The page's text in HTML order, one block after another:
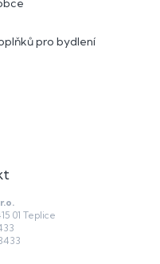
pro bydlení
01 Teplice